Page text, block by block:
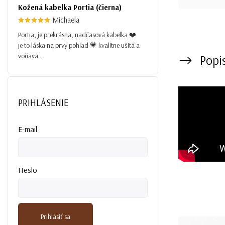
Kožená kabelka Portia (čierna)
Michaela
Portia, je prekrásna, nadčasová kabelka ❤️
je to láska na prvý pohľad 💗 kvalitne ušitá a
voňavá....
PRIHLÁSENIE
E-mail
Heslo
Prihlásiť sa